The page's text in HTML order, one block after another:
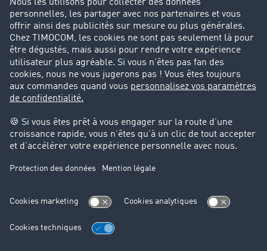
Parrainage clients
Success Stories
Cadre légal
Mentions légales
Protection des données
Cookie-Einstellungen
Support